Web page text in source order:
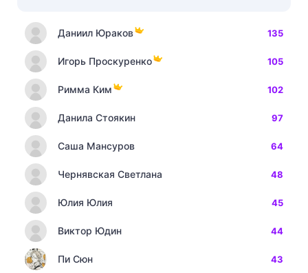
Даниил Юраков 135
Игорь Проскуренко 105
Римма Ким 102
Данила Стоякин 97
Саша Мансуров 64
Чернявская Светлана 48
Юлия Юлия 45
Виктор Юдин 44
Пи Сюн 43